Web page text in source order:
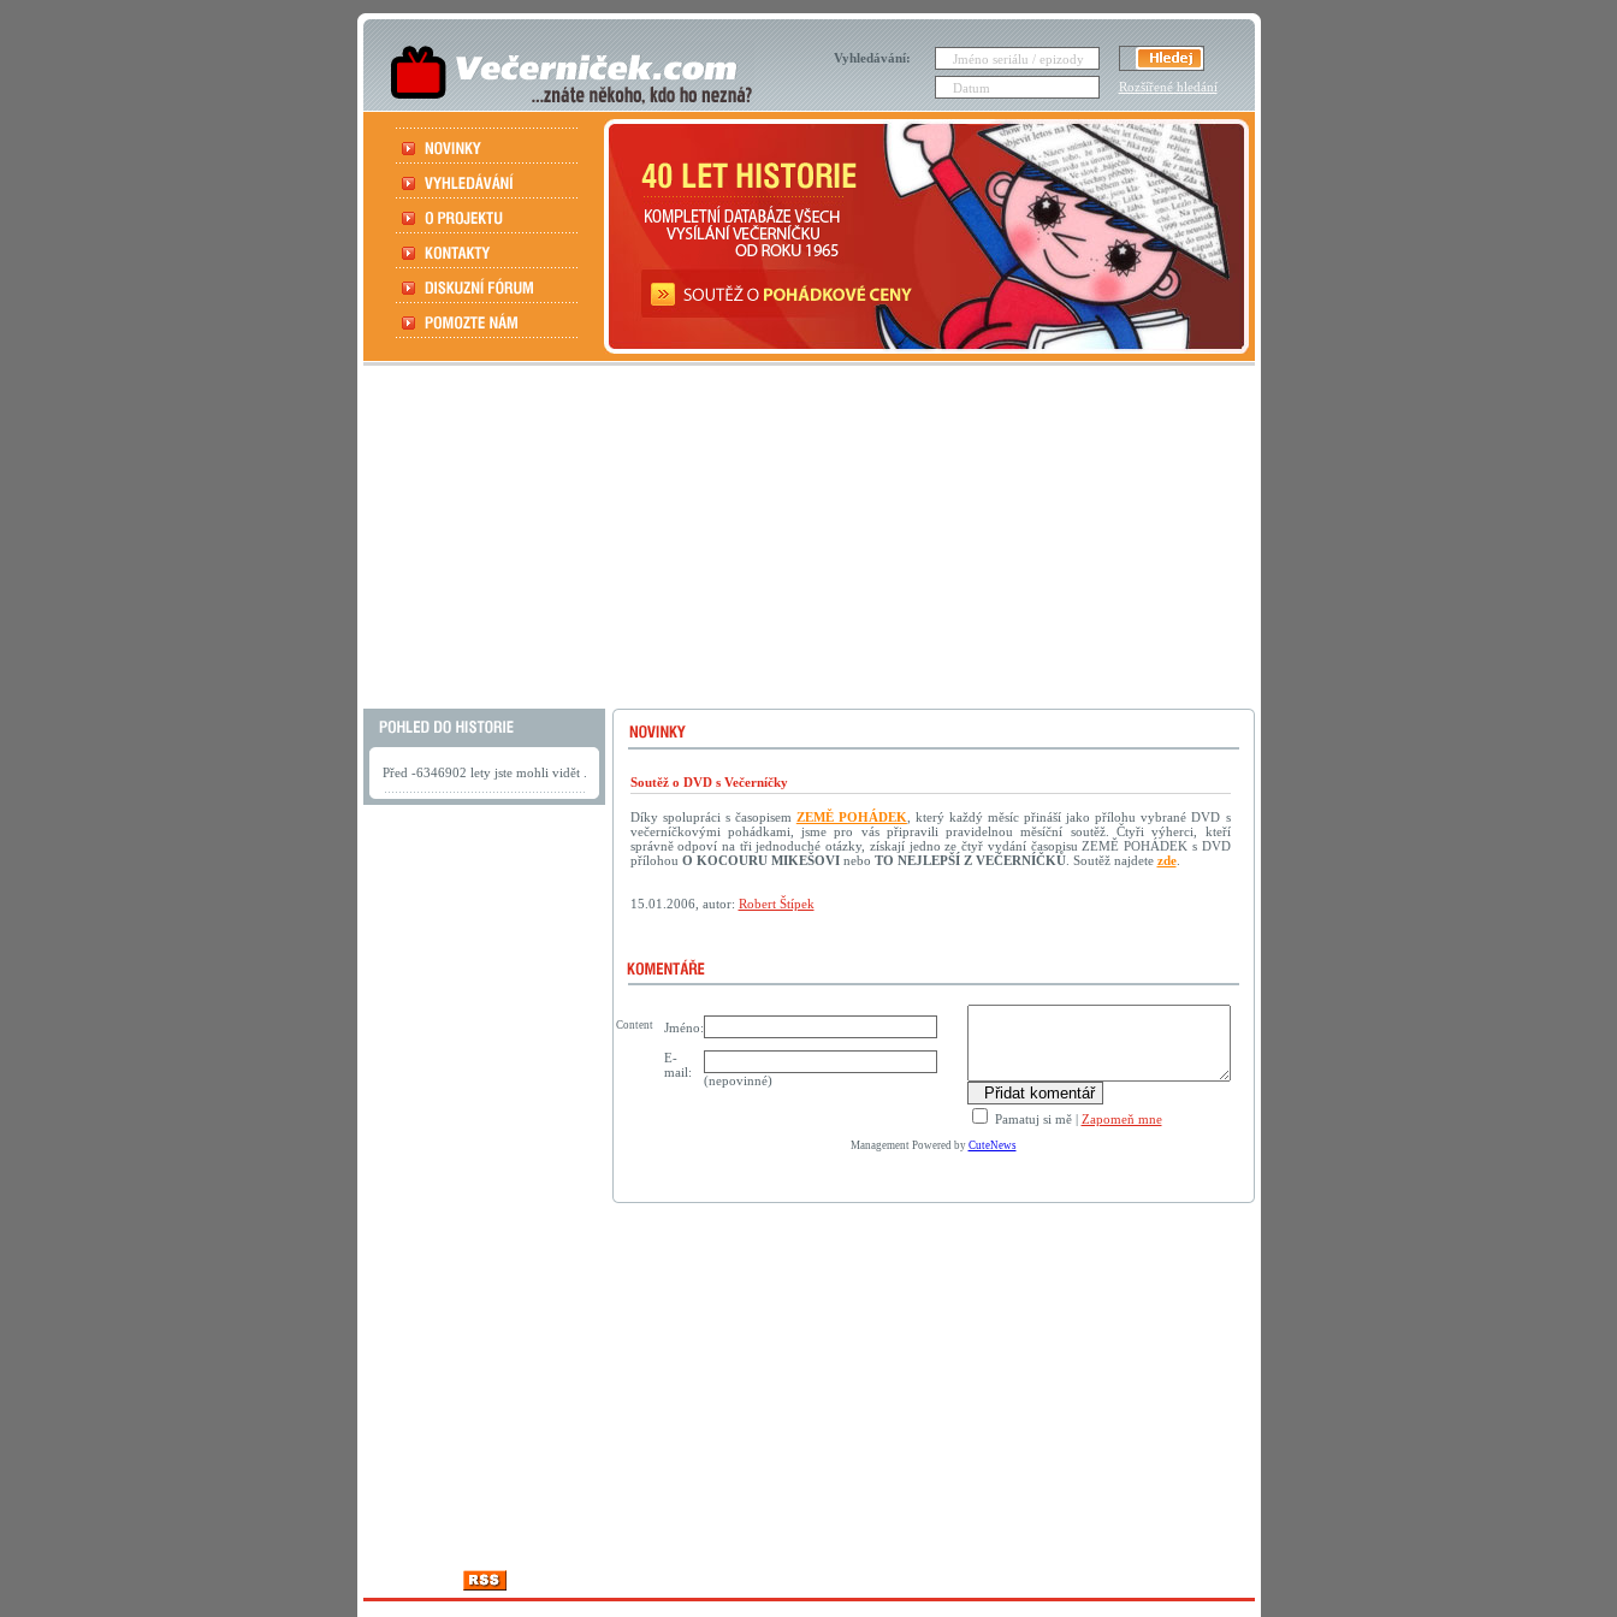
Vyhledávání:
Rozšířené hledání
Před -6346902 lety jste mohli vidět .
Soutěž o DVD s Večerníčky
Díky spolupráci s časopisem ZEMĚ POHÁDEK , který každý měsíc přináší jako přílohu vybrané DVD s
večerníčkovými pohádkami, jsme pro vás připravili pravidelnou měsíční soutěž. Čtyři výherci, kteří
správně odpoví na tři jednoduché otázky, získají jedno ze čtyř vydání časopisu ZEMĚ POHÁDEK s DVD
přílohou O KOCOURU MIKEŠOVInebo TO NEJLEPŠÍ Z VEČERNÍČKŮ. Soutěž najdete zde.
15.01.2006, autor: Robert Štípek
Jméno:
Pamatuj si mě| Zapomeň mne
E-
mail:
(nepovinné)
Content
Management Powered by CuteNews